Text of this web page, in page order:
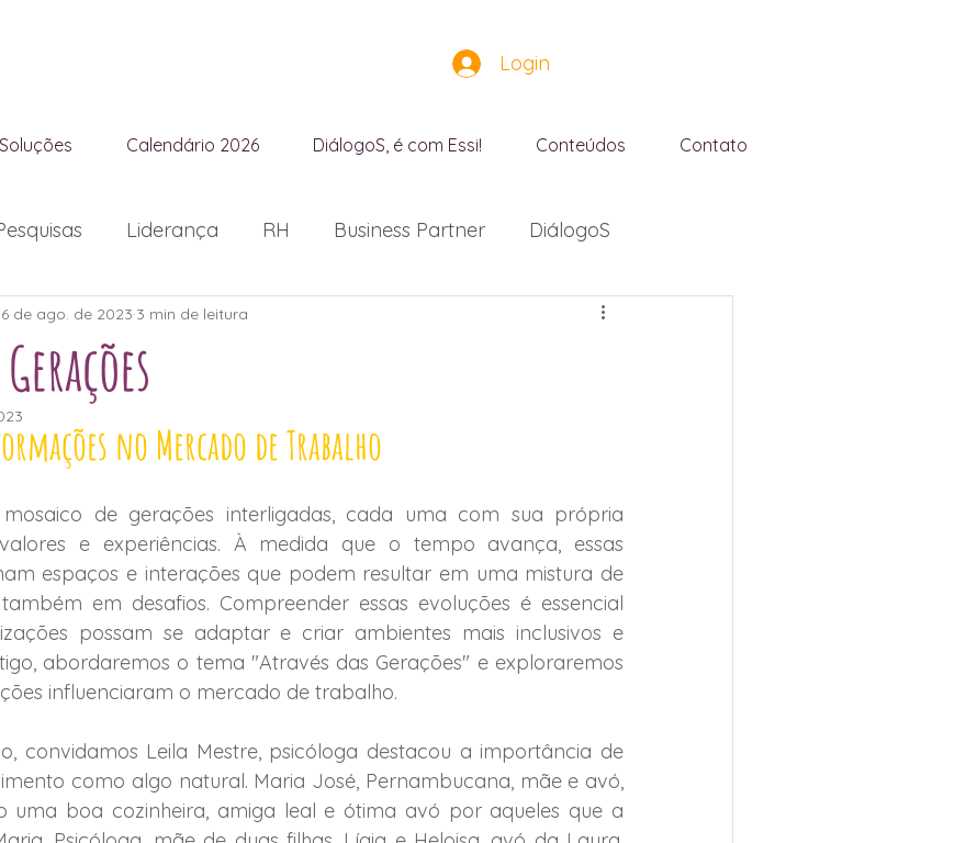
Login
Soluções Calendário 2026 DiálogoS, é com Essi! Conteúdos Contato
Liderança RH Business Partner DiálogoS
Racial LGBTQIAPN+ Mulheres
NR1
de ago. de 2023 3 min de leitura
no Mercado de Trabalho
de gerações interligadas, cada uma com sua própria
e experiências. À medida que o tempo avança, essas
espaços e interações que podem resultar em uma mistura de
em desafios. Compreender essas evoluções é essencial
possam se adaptar e criar ambientes mais inclusivos e
abordaremos o tema "Através das Gerações" e exploraremos
influenciaram o mercado de trabalho.
convidamos Leila Mestre, psicóloga destacou a importância de
como algo natural. Maria José, Pernambucana, mãe e avó,
uma boa cozinheira, amiga leal e ótima avó por aqueles que a